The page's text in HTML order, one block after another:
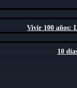
Vivir 100 años:
10